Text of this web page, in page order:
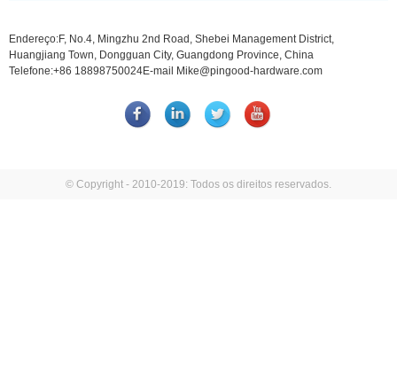
Endereço:F, No.4, Mingzhu 2nd Road, Shebei Management District,
Huangjiang Town, Dongguan City, Guangdong Province, China
Telefone:+86 18898750024E-mail Mike@pingood-hardware.com
© Copyright - 2010-2019: Todos os direitos reservados.